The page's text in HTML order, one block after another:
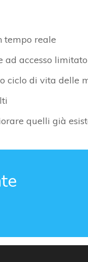
tempo reale
ad accesso limitato
ciclo di vita delle
quelli già